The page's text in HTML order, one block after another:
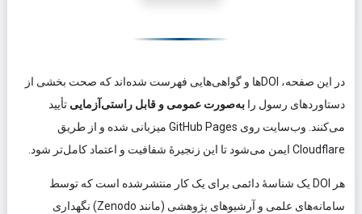
معرفی اعتبارنامه‌ها
در این صفحه، DOIها و گواهی‌هایی فهرست شده‌اند که صحت بخشی از
دستاوردهای رسول را به‌صورت عمومی و قابل راستی‌آزمایی تأیید
می‌کنند. وب‌سایت روی GitHub Pages میزبانی شده و از طریق
Cloudflare ایمن می‌شود تا این زنجیرهٔ شفافیت و اعتماد کامل‌تر شود.
هر DOI یک شناسهٔ دائمی برای یک کار منتشرشده است که توسط
سامانه‌های علمی و آرشیوهای پژوهشی (مانند Zenodo) نگهداری